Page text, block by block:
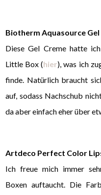
Biotherm Aquasource Gel
Diese Gel Creme hatte
Little Box (hier), was ich
finde. Natürlich braucht
auf, sodass Nachschub
da aber einfach eher über
Artdeco Perfect Color
Ich freue mich immer
Boxen auftaucht. Die